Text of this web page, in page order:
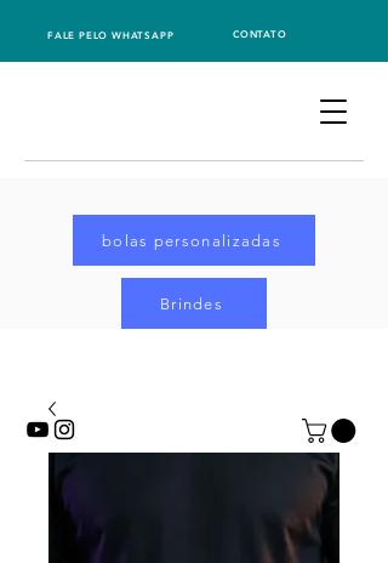
FALE PELO WHATSAPP CONTATO
bolas personalizadas
Brindes